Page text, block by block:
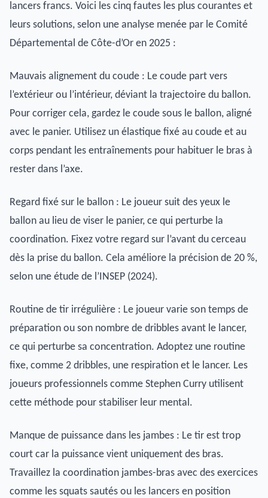
lancers francs. Voici les cinq fautes les plus courantes et
leurs solutions, selon une analyse menée par le Comité
Départemental de Côte-d’Or en 2025 :
Mauvais alignement du coude : Le coude part vers
l’extérieur ou l’intérieur, déviant la trajectoire du ballon.
Pour corriger cela, gardez le coude sous le ballon, aligné
avec le panier. Utilisez un élastique fixé au coude et au
corps pendant les entraînements pour habituer le bras à
rester dans l’axe.
Regard fixé sur le ballon : Le joueur suit des yeux le
ballon au lieu de viser le panier, ce qui perturbe la
coordination. Fixez votre regard sur l’avant du cerceau
dès la prise du ballon. Cela améliore la précision de 20 %,
selon une étude de l’INSEP (2024).
Routine de tir irrégulière : Le joueur varie son temps de
préparation ou son nombre de dribbles avant le lancer,
ce qui perturbe sa concentration. Adoptez une routine
fixe, comme 2 dribbles, une respiration et le lancer. Les
joueurs professionnels comme Stephen Curry utilisent
cette méthode pour stabiliser leur mental.
Manque de puissance dans les jambes : Le tir est trop
court car la puissance vient uniquement des bras.
Travaillez la coordination jambes-bras avec des exercices
comme les squats sautés ou les lancers en position